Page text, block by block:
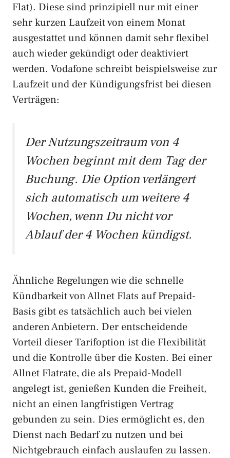
Flat). Diese sind prinzipiell nur mit einer
sehr kurzen Laufzeit von einem Monat
ausgestattet und können damit sehr flexibel
auch wieder gekündigt oder deaktiviert
werden. Vodafone schreibt beispielsweise zur
Laufzeit und der Kündigungsfrist bei diesen
Verträgen:
Der Nutzungszeitraum von 4
Wochen beginnt mit dem Tag der
Buchung. Die Option verlängert
sich automatisch um weitere 4
Wochen, wenn Du nicht vor
Ablauf der 4 Wochen kündigst.
Ähnliche Regelungen wie die schnelle
Kündbarkeit von Allnet Flats auf Prepaid-
Basis gibt es tatsächlich auch bei vielen
anderen Anbietern. Der entscheidende
Vorteil dieser Tarifoption ist die Flexibilität
und die Kontrolle über die Kosten. Bei einer
Allnet Flatrate, die als Prepaid-Modell
angelegt ist, genießen Kunden die Freiheit,
nicht an einen langfristigen Vertrag
gebunden zu sein. Dies ermöglicht es, den
Dienst nach Bedarf zu nutzen und bei
Nichtgebrauch einfach auslaufen zu lassen.